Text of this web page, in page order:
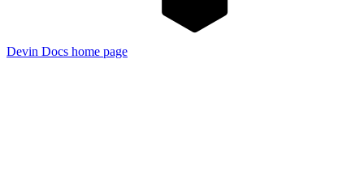
Devin Docs home page